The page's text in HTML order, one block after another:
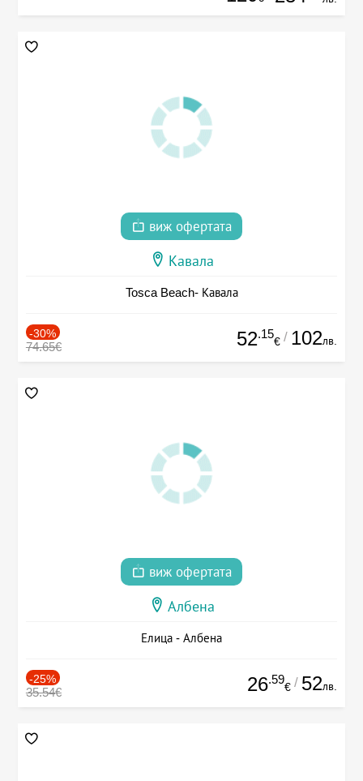
виж офертата
Кавала
Tosca Beach- Кавала
-30%
74.65€ 52.15
€ / 102лв.
виж офертата
Албена
Елица - Албена
-25%
35.54€ 26.59
€ / 52лв.